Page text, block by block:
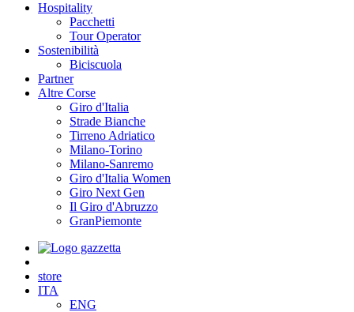
Hospitality
Pacchetti
Tour Operator
Sostenibilità
Biciscuola
Partner
Altre Corse
Giro d'Italia
Strade Bianche
Tirreno Adriatico
Milano-Torino
Milano-Sanremo
Giro d'Italia Women
Giro Next Gen
Il Giro d'Abruzzo
GranPiemonte
store
ITA
ENG